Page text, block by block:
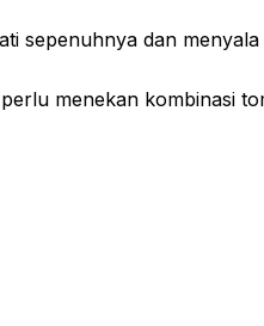
sepenuhnya dan menyala
menekan kombinasi